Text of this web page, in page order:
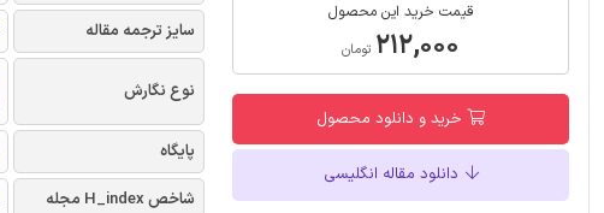
قیمت خرید این محصول
۲۱۲,۰۰۰ تومان
خرید و دانلود محصول
دانلود مقاله انگلیسی
سایز ترجمه مقاله
نوع نگارش
پایگاه
شاخص H_index مجله